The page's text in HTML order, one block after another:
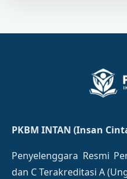
PKBM INTAN (Insan
Penyelenggara Resmi
dan C Terakreditasi A